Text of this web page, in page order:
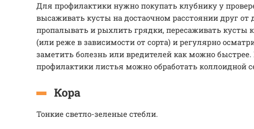
Для профилактики нужно покупать клубнику у
высаживать кусты на достаочном расстоянии друг от
пропалывать и рыхлить грядки, пересаживать кусты
(или реже в зависимости от сорта) и регулярно
заметить болезнь или вредителей как можно быстрее.
профилактики листья можно обработать коллоидной
Кора
Тонкие светло-зеленые стебли.